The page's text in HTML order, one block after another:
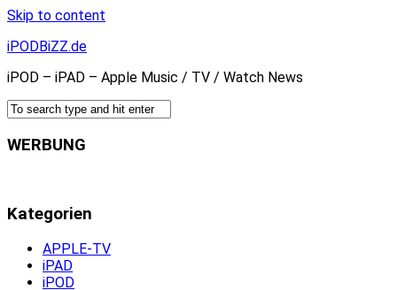
Skip to content
iPODBiZZ.de
iPOD – iPAD – Apple Music / TV / Watch News
WERBUNG
Kategorien
APPLE-TV
iPAD
iPOD